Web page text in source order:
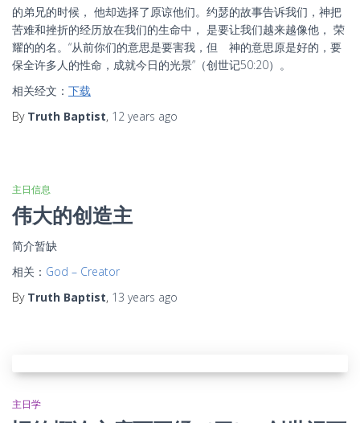
的弟兄的时候， 他却选择了原谅他们。约瑟的故事告诉我们，神把
苦难和挫折的经历放在我们的生命中， 是要让我们越来越像他， 荣
耀的的名。“从前你们的意思是要害我，但 神的意思原是好的，要
保全许多人的性命，成就今日的光景”（创世记50:20）。
相关经文： 下载
By Truth Baptist, 12 years ago
主日信息
伟大的创造主
简介暂缺
相关： God – Creator
By Truth Baptist, 13 years ago
主日学